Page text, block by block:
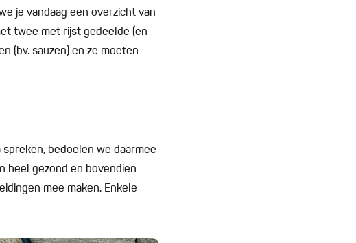
je vandaag een overzicht van
twee met rijst gedeelde (en
(bv. sauzen) en ze moeten
bedoelen we daarmee
heel gezond en bovendien
mee maken. Enkele